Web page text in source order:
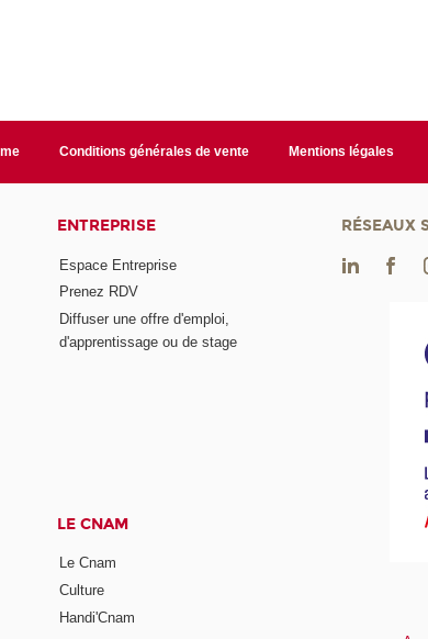
Conditions générales de vente Mentions légales
ENTREPRISE
Espace Entreprise
Prenez RDV
Diffuser une offre d'emploi,
d'apprentissage ou de stage
LE CNAM
Le Cnam
Culture
Handi'Cnam
RÉSEAUX